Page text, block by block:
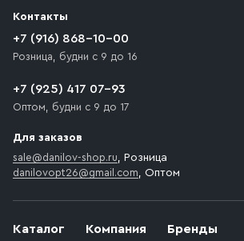
движения. Если на территории места
доставки предусмотрен платный въезд,
необходимо компенсировать стоимость
Каталог Компания Бренды
Контакты
+7 (916) 868-10-00
Розница, будни с 9 до 16
+7 (925) 417 07-93
Оптом, будни с 9 до 17
Для заказов
sale@danilov-shop.ru, Розница
danilovopt26@gmail.com, Оптом